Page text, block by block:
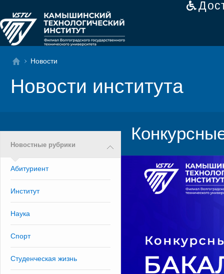
Новости
Новости института
Новостные рубрики
Абитуриент
Институт
Наука
Спорт
Студенческая жизнь